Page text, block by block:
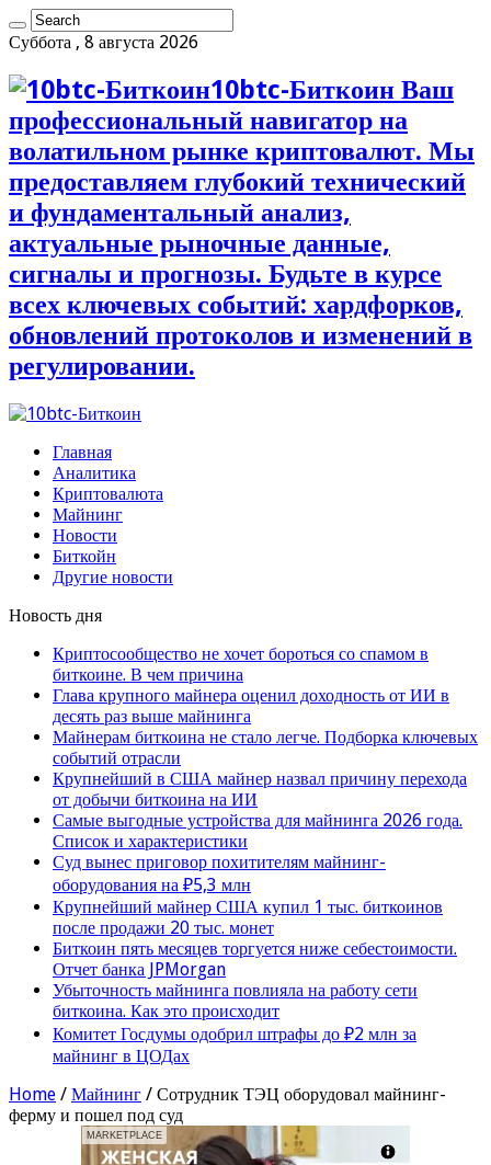
Суббота , 8 августа 2026
10btc-Биткоин Ваш
профессиональный навигатор на
волатильном рынке криптовалют. Мы
предоставляем глубокий технический
и фундаментальный анализ,
актуальные рыночные данные,
сигналы и прогнозы. Будьте в курсе
всех ключевых событий: хардфорков,
обновлений протоколов и изменений в
регулировании.
Главная
Аналитика
Криптовалюта
Майнинг
Новости
Биткойн
Другие новости
Новость дня
Криптосообщество не хочет бороться со спамом в
биткоине. В чем причина
Глава крупного майнера оценил доходность от ИИ в
десять раз выше майнинга
Майнерам биткоина не стало легче. Подборка ключевых
событий отрасли
Крупнейший в США майнер назвал причину перехода
от добычи биткоина на ИИ
Самые выгодные устройства для майнинга 2026 года.
Список и характеристики
Суд вынес приговор похитителям майнинг-
оборудования на ₽5,3 млн
Крупнейший майнер США купил 1 тыс. биткоинов
после продажи 20 тыс. монет
Биткоин пять месяцев торгуется ниже себестоимости.
Отчет банка JPMorgan
Убыточность майнинга повлияла на работу сети
биткоина. Как это происходит
Комитет Госдумы одобрил штрафы до ₽2 млн за
майнинг в ЦОДах
Home / Майнинг / Сотрудник ТЭЦ оборудовал майнинг-
ферму и пошел под суд
MARKETPLACE